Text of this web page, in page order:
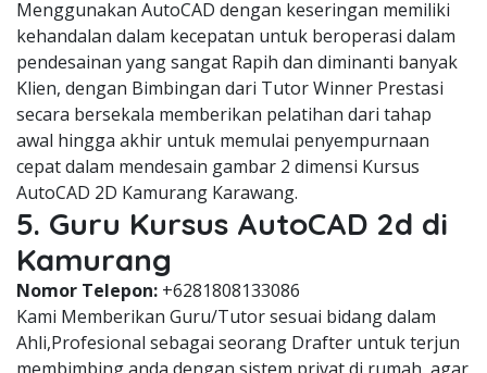
Menggunakan AutoCAD dengan keseringan memiliki
kehandalan dalam kecepatan untuk beroperasi dalam
pendesainan yang sangat Rapih dan diminanti banyak
Klien, dengan Bimbingan dari Tutor Winner Prestasi
secara bersekala memberikan pelatihan dari tahap
awal hingga akhir untuk memulai penyempurnaan
cepat dalam mendesain gambar 2 dimensi Kursus
AutoCAD 2D Kamurang Karawang.
5. Guru Kursus AutoCAD 2d di
Kamurang
Nomor Telepon: +6281808133086
Kami Memberikan Guru/Tutor sesuai bidang dalam
Ahli,Profesional sebagai seorang Drafter untuk terjun